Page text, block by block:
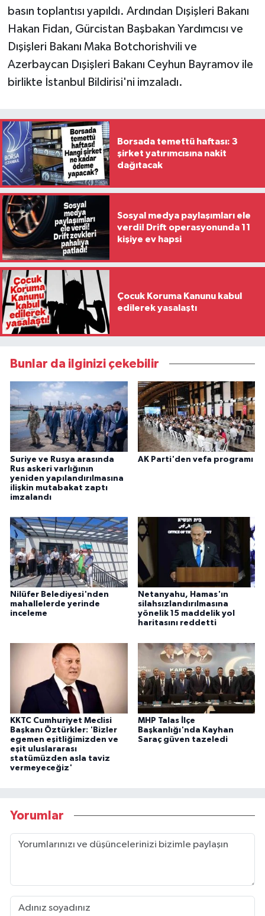
basın toplantısı yapıldı. Ardından Dışişleri Bakanı
Hakan Fidan, Gürcistan Başbakan Yardımcısı ve
Dışişleri Bakanı Maka Botchorishvili ve
Azerbaycan Dışişleri Bakanı Ceyhun Bayramov ile
birlikte İstanbul Bildirisi'ni imzaladı.
Borsada temettü haftası: 3
şirket yatırımcısına nakit
dağıtacak
Sosyal medya paylaşımları ele
verdi! Drift operasyonunda 11
kişiye ev hapsi
Çocuk Koruma Kanunu kabul
edilerek yasalaştı
Bunlar da ilginizi çekebilir
Suriye ve Rusya arasında
Rus askeri varlığının
yeniden yapılandırılmasına
ilişkin mutabakat zaptı
imzalandı
AK Parti'den vefa programı
Nilüfer Belediyesi'nden
mahallelerde yerinde
inceleme
Netanyahu, Hamas'ın
silahsızlandırılmasına
yönelik 15 maddelik yol
haritasını reddetti
KKTC Cumhuriyet Meclisi
Başkanı Öztürkler: 'Bizler
egemen eşitliğimizden ve
eşit uluslararası
statümüzden asla taviz
vermeyeceğiz'
MHP Talas İlçe
Başkanlığı'nda Kayhan
Saraç güven tazeledi
Yorumlar